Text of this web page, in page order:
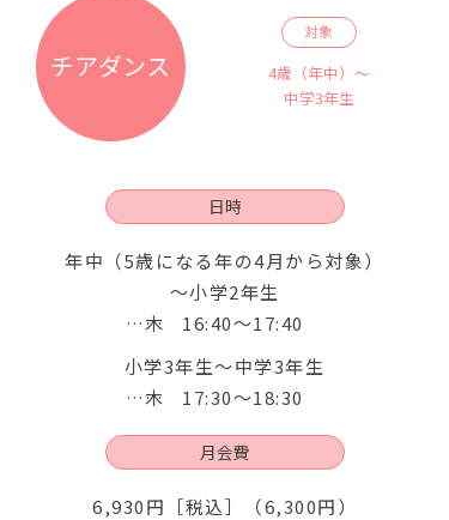
チアダンス
対象
4歳（年中）～
中学3年生
日時
年中（5歳になる年の4月から対象）
～小学2年生
木
16:40〜17:40
小学3年生～中学3年生
木
17:30〜18:30
月会費
6,930円［税込］（6,300円）